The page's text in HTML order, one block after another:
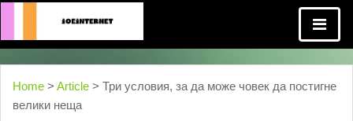
Home > Article > Три условия, за да може човек да постигне
велики неща